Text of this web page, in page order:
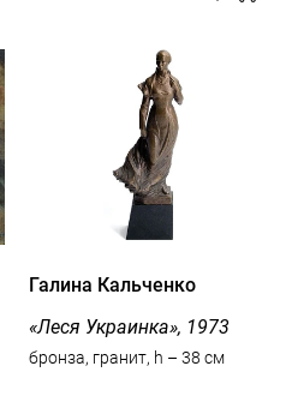
Галина Кальченко
«Леся Украинка», 1973
бронза, гранит, h – 38 см